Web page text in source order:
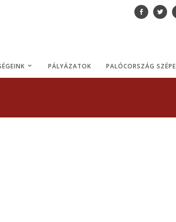
PÁLYÁZATOK PALÓCORSZÁG SZÉPE